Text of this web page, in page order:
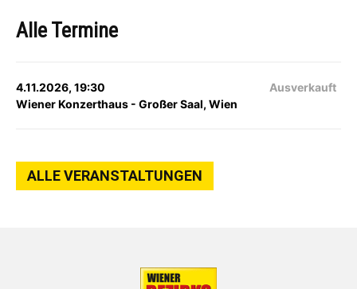
Alle Termine
4.11.2026, 19:30
Wiener Konzerthaus - Großer Saal, Wien
Ausverkauft
ALLE VERANSTALTUNGEN